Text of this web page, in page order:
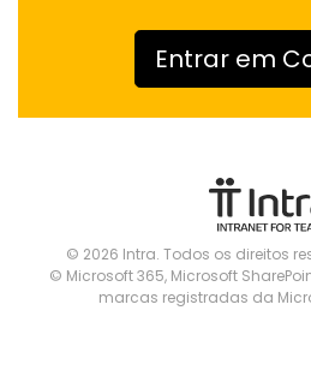
Entrar em
© 2026 Intra. Todos os direitos
© Microsoft 365, Microsoft
marcas registradas da